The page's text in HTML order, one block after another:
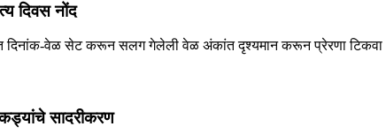
दिवस नोंद
दिनांक-वेळ सेट करून सलग गेलेली वेळ अंकांत दृश्यमान करून प्रेरणा टिकवा
सादरीकरण